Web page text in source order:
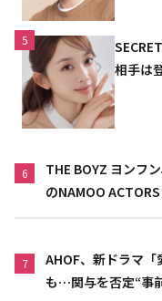
5
相手は
6
THE BOYZ ヨンフ
のNAMOO
7
AHOF、新ドラマ
も…関与を否定“事